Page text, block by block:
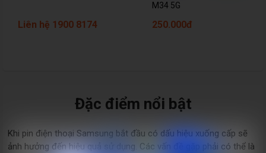
Liên hệ 1900 8174
M34 5G
250.000đ
Đặc điểm nổi bật
Khi pin điện thoại Samsung bắt đầu có dấu hiệu xuống cấp sẽ
ảnh hưởng đến hiệu quả sử dụng. Các vấn đề gặp phải có thể là